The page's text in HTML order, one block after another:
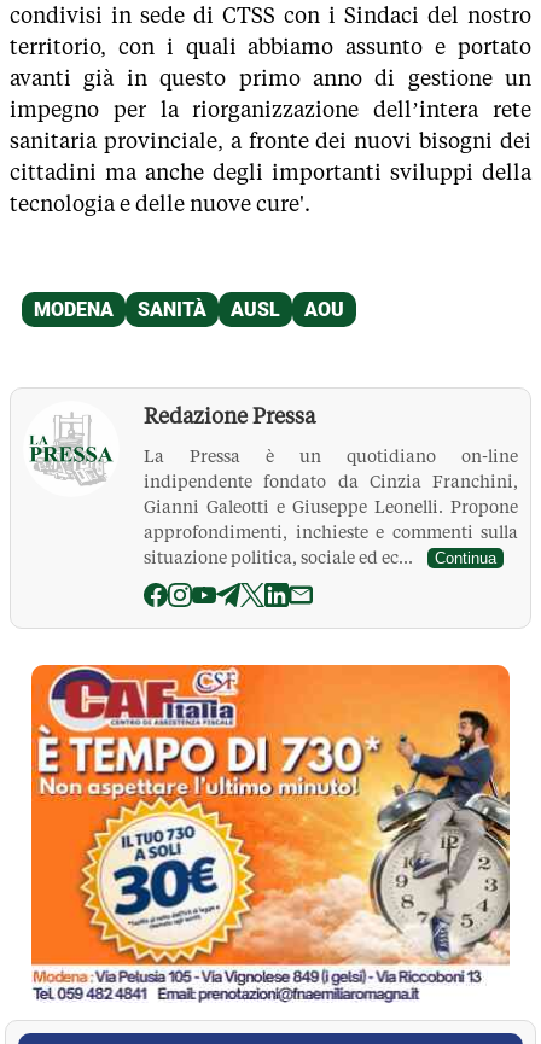
condivisi in sede di CTSS con i Sindaci del nostro
territorio, con i quali abbiamo assunto e portato
avanti già in questo primo anno di gestione un
impegno per la riorganizzazione dell’intera rete
sanitaria provinciale, a fronte dei nuovi bisogni dei
cittadini ma anche degli importanti sviluppi della
tecnologia e delle nuove cure'.
Redazione Pressa
La Pressa è un quotidiano on-line
indipendente fondato da Cinzia Franchini,
Gianni Galeotti e Giuseppe Leonelli. Propone
approfondimenti, inchieste e commenti sulla
situazione politica, sociale ed ec...
Continua
La Pressa